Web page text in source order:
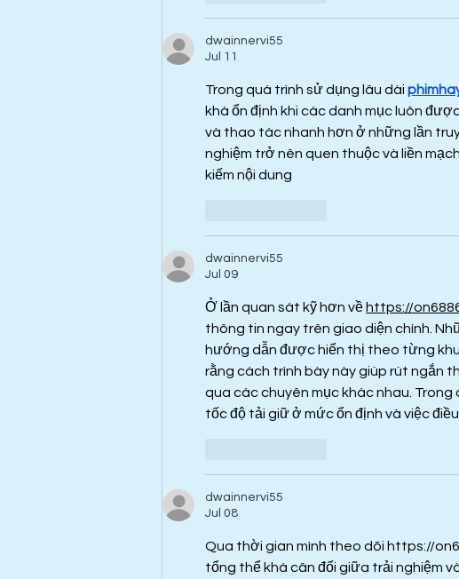
dwainnervi55
Jul 11
Trong quá trình sử dụng lâu dài
khá ổn định khi các danh mục luôn
và thao tác nhanh hơn ở những lần
nghiệm trở nên quen thuộc và liền
kiếm nội dung
dwainnervi55
Jul 09
Ở lần quan sát kỹ hơn về https://
thông tin ngay trên giao diện chính.
hướng dẫn được hiển thị theo từng
rằng cách trình bày này giúp rút ngắn
qua các chuyên mục khác nhau.
tốc độ tải giữ ở mức ổn định và việc
dwainnervi55
Jul 08
Qua thời gian mình theo dõi https://
tổng thể khá cân đối giữa trải nghiệm